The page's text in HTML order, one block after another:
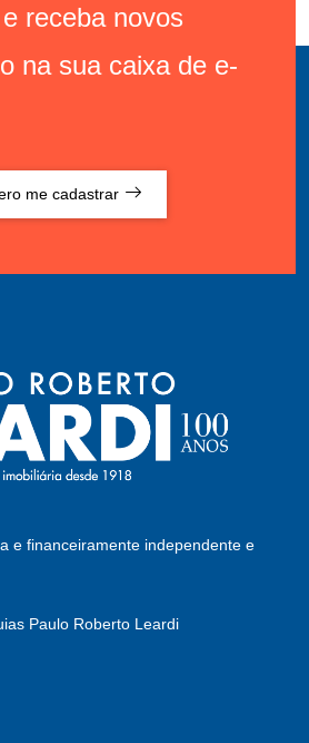
receba novos
na sua caixa de e-
me cadastrar
e financeiramente independente e
Paulo Roberto Leardi